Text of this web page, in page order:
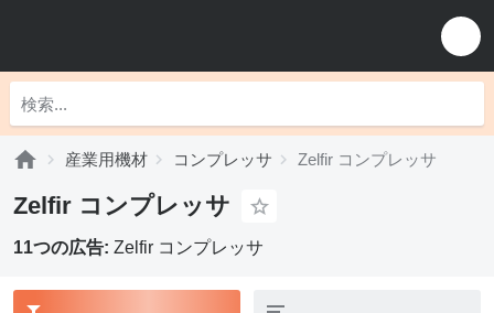
産業用機材 コンプレッサ Zelfir コンプレッサ
Zelfir コンプレッサ
11つの広告: Zelfir コンプレッサ